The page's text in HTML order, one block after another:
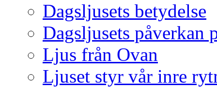
Dagsljusets betydelse
Dagsljusets påverkan
Ljus från Ovan
Ljuset styr vår inre